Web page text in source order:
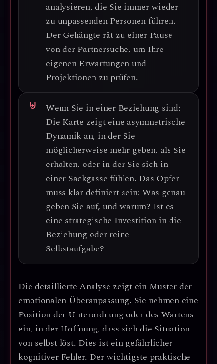
analysieren, die Sie immer wieder
zu unpassenden Personen führen.
Der Gehängte rät zu einer Pause
von der Partnersuche, um Ihre
eigenen Erwartungen und
Projektionen zu prüfen.
Wenn Sie in einer Beziehung sind:
Die Karte zeigt eine asymmetrische
Dynamik an, in der Sie
möglicherweise mehr geben, als Sie
erhalten, oder in der Sie sich in
einer Sackgasse fühlen. Das Opfer
muss klar definiert sein: Was genau
geben Sie auf, und warum? Ist es
eine strategische Investition in die
Beziehung oder reine
Selbstaufgabe?
Die detaillierte Analyse zeigt ein Muster der
emotionalen Überanpassung. Sie nehmen eine
Position der Unterordnung oder des Wartens
ein, in der Hoffnung, dass sich die Situation
von selbst löst. Dies ist ein gefährlicher
kognitiver Fehler. Der wichtigste praktische